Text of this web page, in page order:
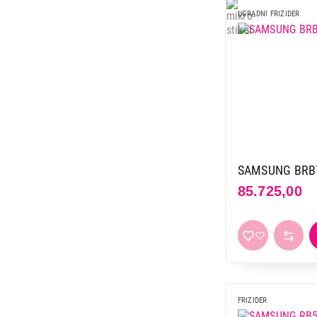
UGRADNI FRIZIDER
SAMSUNG
85.725,00
FRIZIDER